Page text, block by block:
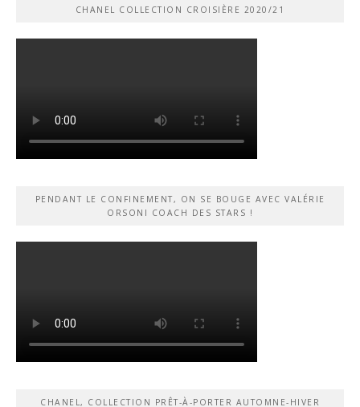
CHANEL COLLECTION CROISIÈRE 2020/21
PENDANT LE CONFINEMENT, ON SE BOUGE AVEC VALÉRIE
ORSONI COACH DES STARS !
CHANEL, COLLECTION PRÊT-À-PORTER AUTOMNE-HIVER